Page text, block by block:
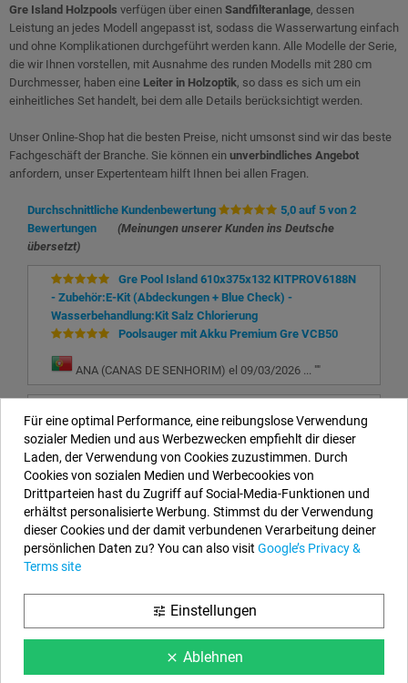
Gre Island Holzpools verfügen über einen Sandfilteranlage, dessen
Leistung an jedes Modell angepasst ist, sodass die Wasserwartung einfach
und ohne Komplikationen durchgeführt werden kann. Alle Modelle der Serie,
die wir Ihnen vorstellen, mit Ausnahme des runden Modells mit 280 cm
Durchmesser, haben eine Leiter in Holzoptik, so dass es sich um ein
einheitliches Set handelt, bei dem alle Details berücksichtigt werden.
Unser Online-Shop hat die besten Preise, nicht umsonst sind wir das beste
Fachgeschäft der Branche. Sie können ein unverbindliches Angebot
anfordern, unser Expertenteam hilft Ihnen bei allen Fragen.
Durchschnittliche Kundenbewertung
5,0 auf 5 von 2
Bewertungen
(Meinungen unserer Kunden ins Deutsche
übersetzt)
Gre Pool Island 610x375x132 KITPROV6188N
- Zubehör:E-Kit (Abdeckungen + Blue Check) -
Wasserbehandlung:Kit Salz Chlorierung
Poolsauger mit Akku Premium Gre VCB50
ANA (CANAS DE SENHORIM) el 09/03/2026 ... ""
- Zubehör:E-Kit (Abdeckungen + Blue Check)
GLORIA (PARELLA) el 26/04/2023 ... "Schnelle
Lieferung. Ich muss den Pool zu installieren"
Unsere Kontaktdaten
EYAROC COMPANY SL (DE329113465)
Rufen Sie uns jetzt an:DE: 0800.000.2626
Öffnungszeiten:Montag bis Freitag: 9–14 Uhr und 15–18 Uhr
Für eine optimal Performance, eine reibungslose Verwendung
sozialer Medien und aus Werbezwecken empfiehlt dir dieser
Laden, der Verwendung von Cookies zuzustimmen. Durch
Cookies von sozialen Medien und Werbecookies von
Drittparteien hast du Zugriff auf Social-Media-Funktionen und
erhältst personalisierte Werbung. Stimmst du der Verwendung
dieser Cookies und der damit verbundenen Verarbeitung deiner
persönlichen Daten zu? You can also visit Google’s Privacy &
Terms site
tune Einstellungen
clear Ablehnen